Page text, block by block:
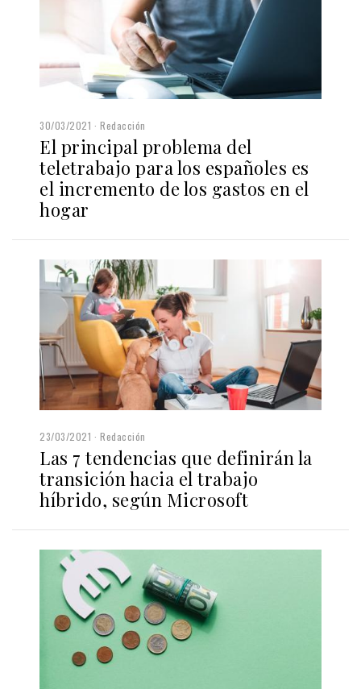
30/03/2021 Redacción
El principal problema del
teletrabajo para los españoles es
el incremento de los gastos en el
hogar
23/03/2021 Redacción
Las 7 tendencias que definirán la
transición hacia el trabajo
híbrido, según Microsoft